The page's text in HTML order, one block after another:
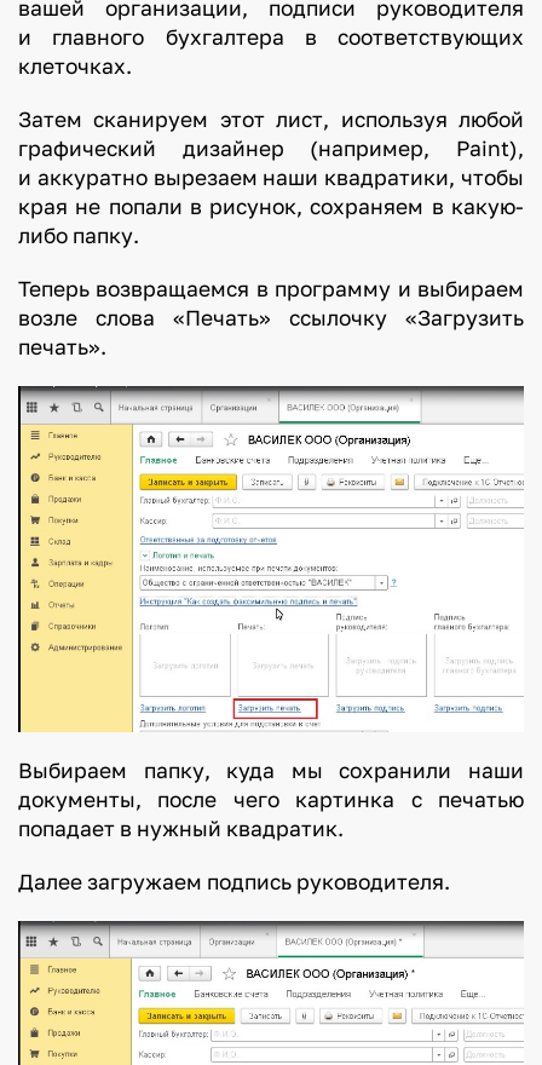
вашей организации, подписи руководителя
и главного бухгалтера в соответствующих
клеточках.
Затем сканируем этот лист, используя любой
графический дизайнер (например, Paint),
и аккуратно вырезаем наши квадратики, чтобы
края не попали в рисунок, сохраняем в какую-
либо папку.
Теперь возвращаемся в программу и выбираем
возле слова «Печать» ссылочку «Загрузить
печать».
Выбираем папку, куда мы сохранили наши
документы, после чего картинка с печатью
попадает в нужный квадратик.
Далее загружаем подпись руководителя.